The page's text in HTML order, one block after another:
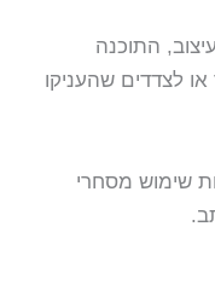
התוכנה
לצדדים שהעניקו
שימוש מסחרי